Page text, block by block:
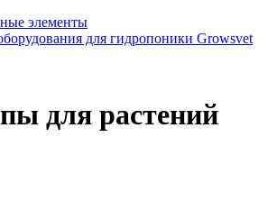
элементы
для гидропоники Growsvet
для растений